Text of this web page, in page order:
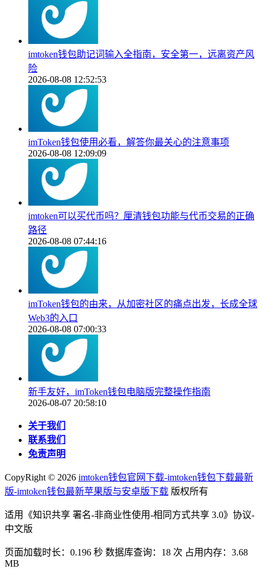
imtoken钱包助记词输入全指南，安全第一，远离资产风
险
2026-08-08 12:52:53
imToken钱包使用必看，解答你最关心的注意事项
2026-08-08 12:09:09
imtoken可以买代币吗？厘清钱包功能与代币交易的正确
路径
2026-08-08 07:44:16
imToken钱包的由来，从加密社区的痛点出发，长成全球
Web3的入口
2026-08-08 07:00:33
新手友好，imToken钱包电脑版完整操作指南
2026-08-07 20:58:10
关于我们
联系我们
免责声明
CopyRight © 2026 imtoken钱包官网下载-imtoken钱包下载最新
版-imtoken钱包最新苹果版与安卓版下载 版权所有
适用《知识共享 署名-非商业性使用-相同方式共享 3.0》协议-
中文版
页面加载时长：0.196 秒 数据库查询：18 次 占用内存：3.68
MB